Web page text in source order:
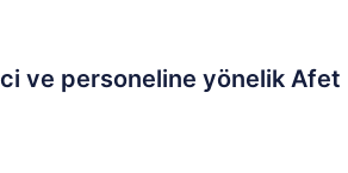
ve personeline yönelik Afet